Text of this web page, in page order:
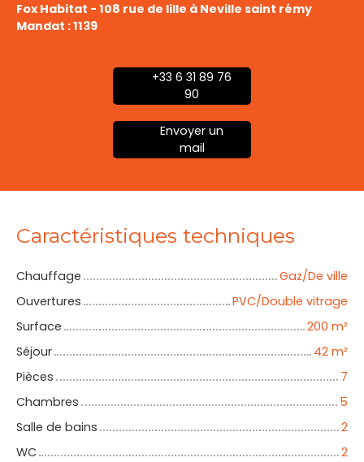
Fox Habitat - 108 rue de lille à Neville saint rémy
Mandat : 1139
+33 6 31 89 76
90
Envoyer un
mail
Caractéristiques techniques
Chauffage
Gaz/De ville
Ouvertures
PVC/Double vitrage
Surface
200 m²
Séjour
42 m²
Pièces
7
Chambres
5
Salle de bains
2
WC
2